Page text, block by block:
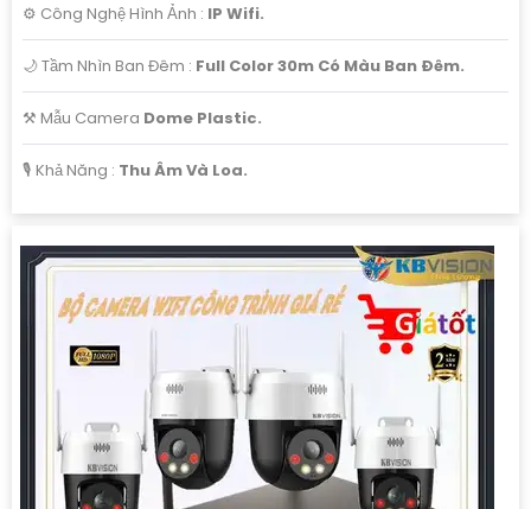
⚙ Công Nghệ Hình Ảnh : IP Wifi.
🌙 Tầm Nhìn Ban Đêm : Full Color 30m Có Màu Ban Ðêm.
⚒ Mẫu Camera Dome Plastic.
️🎙 Khả Năng : Thu Âm Và Loa.